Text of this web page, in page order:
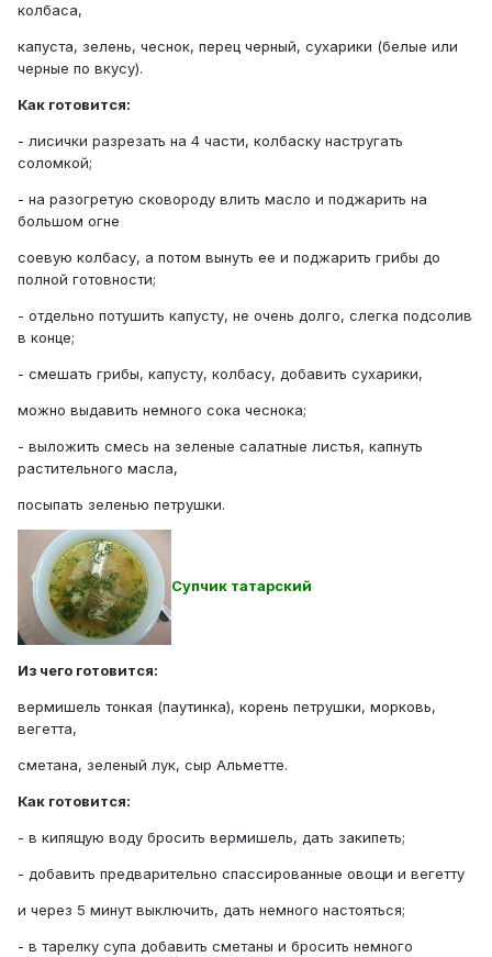
колбаса,
капуста, зелень, чеснок, перец черный, сухарики (белые или
черные по вкусу).
Как готовится:
- лисички разрезать на 4 части, колбаску настругать
соломкой;
- на разогретую сковороду влить масло и поджарить на
большом огне
соевую колбасу, а потом вынуть ее и поджарить грибы до
полной готовности;
- отдельно потушить капусту, не очень долго, слегка подсолив
в конце;
- смешать грибы, капусту, колбасу, добавить сухарики,
можно выдавить немного сока чеснока;
- выложить смесь на зеленые салатные листья, капнуть
растительного масла,
посыпать зеленью петрушки.
Супчик татарский
Из чего готовится:
вермишель тонкая (паутинка), корень петрушки, морковь,
вегетта,
сметана, зеленый лук, сыр Альметте.
Как готовится:
- в кипящую воду бросить вермишель, дать закипеть;
- добавить предварительно спассированные овощи и вегетту
и через 5 минут выключить, дать немного настояться;
- в тарелку супа добавить сметаны и бросить немного